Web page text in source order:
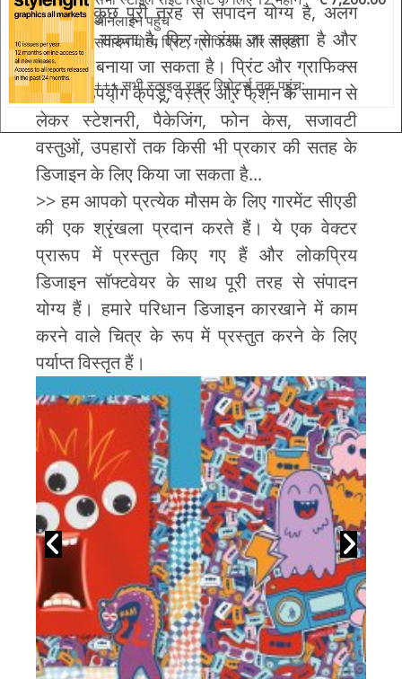
>> सब कुछ पूरी तरह से संपादन योग्य है, अलग
किया जा सकता है, फिर से रंगा जा सकता है और
कुछ नया बनाया जा सकता है। प्रिंट और ग्राफिक्स
जिनका उपयोग कपड़े, वस्त्र और फैशन के सामान से
लेकर स्टेशनरी, पैकेजिंग, फोन केस, सजावटी
वस्तुओं, उपहारों तक किसी भी प्रकार की सतह के
डिजाइन के लिए किया जा सकता है...
>> हम आपको प्रत्येक मौसम के लिए गारमेंट सीएडी
की एक श्रृंखला प्रदान करते हैं। ये एक वेक्टर
प्रारूप में प्रस्तुत किए गए हैं और लोकप्रिय
डिजाइन सॉफ्टवेयर के साथ पूरी तरह से संपादन
योग्य हैं। हमारे परिधान डिजाइन कारखाने में काम
करने वाले चित्र के रूप में प्रस्तुत करने के लिए
पर्याप्त विस्तृत हैं।
ऑनलाइन पहुंच
संपादन योग्य प्रिंट, ग्राफिक्स और सीएडी
+++ सभी स्टाइल राइट रिपोर्ट्स तक पहुंच:
बच्चे, बच्चे, महिलाएं, पुरुष और खेल!
+++ तैयार और उपयोग करने के लिए
स्वतंत्र
+++ 12 महीने की सदस्यता के दौरान सभी
नई रिलीज़ तक पहुंच
+++ में पिछले 24 महीनों में प्रकाशित सभी
रिपोर्ट तक पहुंच शामिल है!
+++ सभी कलाकृति, सीएडी, ग्राफिक्स
और प्रिंट संपादन योग्य डिजाइन के रूप में
उपयोग करने के लिए स्वतंत्र हैं!
+++ नवीनतम रिपोर्ट या संग्रह रिपोर्…